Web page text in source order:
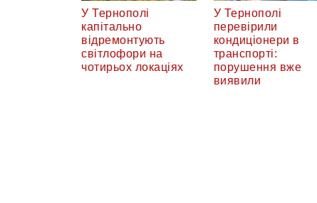
У Тернополі
капітально
відремонтують
світлофори на
чотирьох локаціях
У Тернополі
перевірили
кондиціонери в
транспорті:
порушення вже
виявили